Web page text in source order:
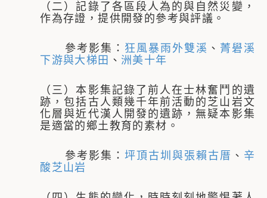
（二）記錄了各區段人為的與自然災變，
作為存證，提供開發的參考與評議。
參考影集： 狂風暴雨外雙溪 、 菁礐溪
下游與大梯田 、 洲美十年
（三）本影集記錄了前人在士林奮鬥的遺
跡，包括古人類幾千年前活動的芝山岩文
化層與近代漢人開發的遺跡，無疑本影集
是適當的鄉土教育的素材。
參考影集： 坪頂古圳與張賴古厝 、 辛
酸芝山岩